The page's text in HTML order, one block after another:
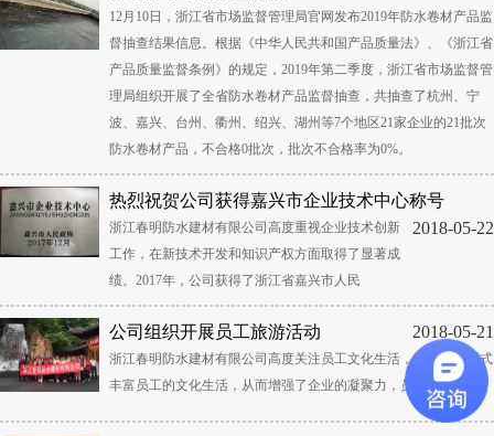
12月10日，浙江省市场监督管理局官网发布2019年防水卷材产品监
督抽查结果信息。根据《中华人民共和国产品质量法》、《浙江省
产品质量监督条例》的规定，2019年第二季度，浙江省市场监督管
理局组织开展了全省防水卷材产品监督抽查，共抽查了杭州、宁
波、嘉兴、台州、衢州、绍兴、湖州等7个地区21家企业的21批次
防水卷材产品，不合格0批次，批次不合格率为0%。
热烈祝贺公司获得嘉兴市企业技术中心称号
2018-05-22
浙江春明防水建材有限公司高度重视企业技术创新
工作，在新技术开发和知识产权方面取得了显著成
绩。2017年，公司获得了浙江省嘉兴市人民
公司组织开展员工旅游活动 2018-05-21
浙江春明防水建材有限公司高度关注员工文化生活，采取多种形式
丰富员工的文化生活，从而增强了企业的凝聚力，员工的